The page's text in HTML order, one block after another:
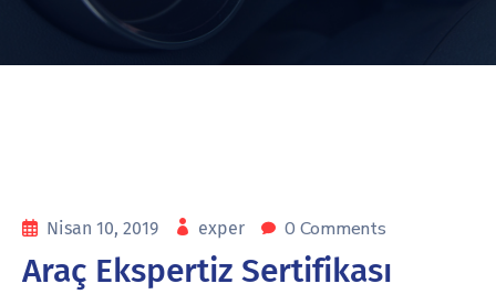
Nisan 10, 2019 exper 0 Comments
Araç Ekspertiz Sertifikası